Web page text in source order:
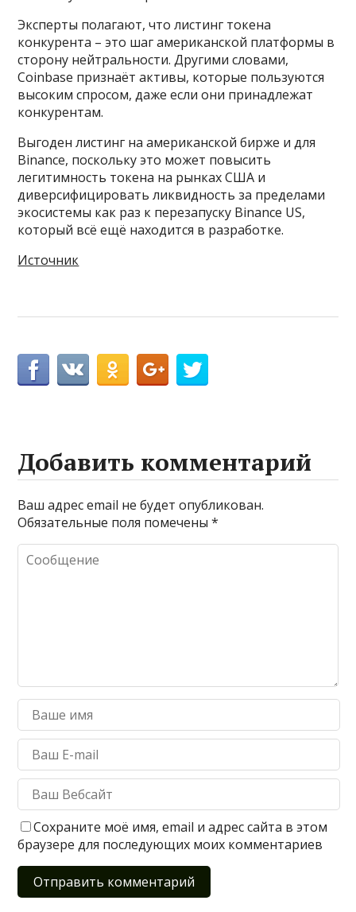
Эксперты полагают, что листинг токена
конкурента – это шаг американской платформы в
сторону нейтральности. Другими словами,
Coinbase признаёт активы, которые пользуются
высоким спросом, даже если они принадлежат
конкурентам.
Выгоден листинг на американской бирже и для
Binance, поскольку это может повысить
легитимность токена на рынках США и
диверсифицировать ликвидность за пределами
экосистемы как раз к перезапуску Binance US,
который всё ещё находится в разработке.
Источник
Добавить комментарий
Ваш адрес email не будет опубликован.
Обязательные поля помечены*
Сохраните моё имя, email и адрес сайта в этом
браузере для последующих моих комментариев